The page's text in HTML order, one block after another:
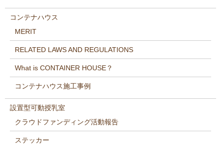
コンテナハウス
MERIT
RELATED LAWS AND REGULATIONS
What is CONTAINER HOUSE？
コンテナハウス施工事例
設置型可動授乳室
クラウドファンディング活動報告
ステッカー